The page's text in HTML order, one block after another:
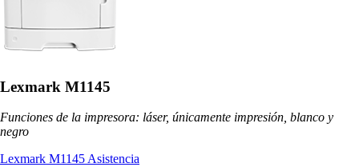
Lexmark M1145
Funciones de la impresora: láser, únicamente impresión, blanco y
negro
Lexmark M1145 Asistencia